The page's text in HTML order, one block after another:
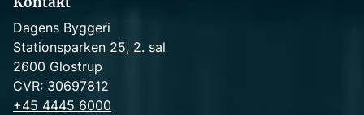
Dagens Byggeri
Stationsparken 25, 2. sal
2600 Glostrup
CVR: 30697812
+45 4445 6000